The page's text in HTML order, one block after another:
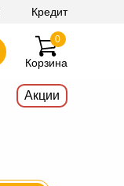
Кредит
Корзина
0
Акции